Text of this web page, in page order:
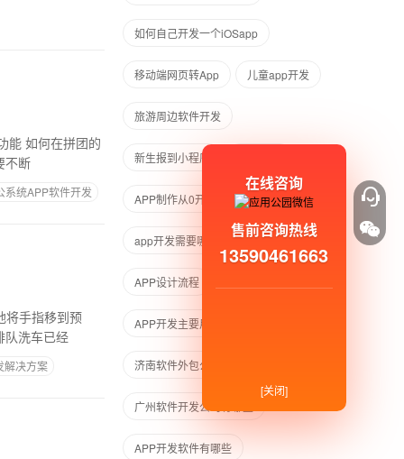
的
不断
系统APP软件开发
将手指移到预
队洗车已经
解决方案
如何自己开发一个iOSapp
移动端网页转App 儿童app开发
旅游周边软件开发
新生报到小程序
APP制作从0开始教程
app开发需要哪些人才 app促销
APP设计流程
APP开发主要用到什么软件
济南软件外包公司
广州软件开发公司有哪些
APP开发软件有哪些
在线咨询
售前咨询热线
13590461663
[关闭]